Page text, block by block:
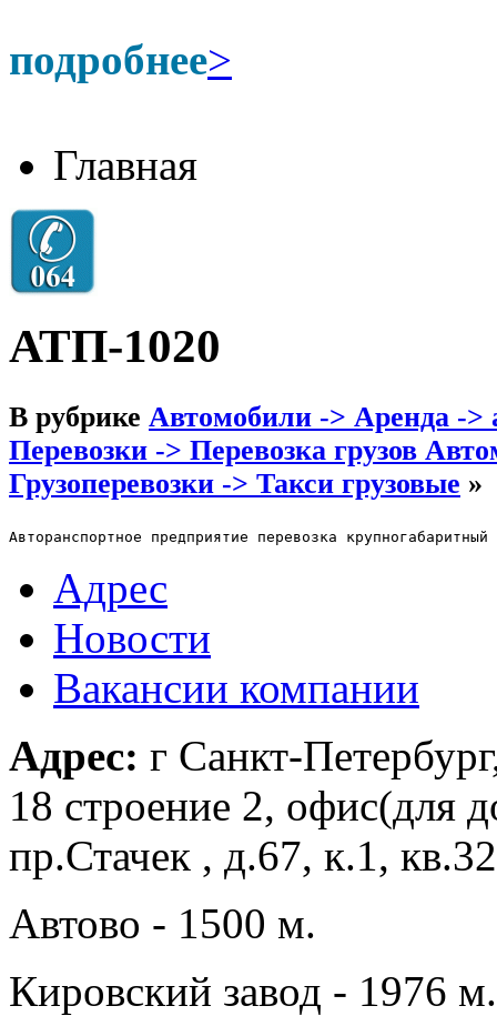
подробнее>
Главная
АТП-1020
В рубрике Автомобили -> Аренда ->
Перевозки -> Перевозка грузов
Грузоперевозки -> Такси грузовые »
Адрес
Новости
Вакансии компании
Адрес: г Санкт-
18 строение 2, офис(для
пр.Стачек , д.67, к.1,
Автово - 1500 м.
Кировский завод - 1976 м.